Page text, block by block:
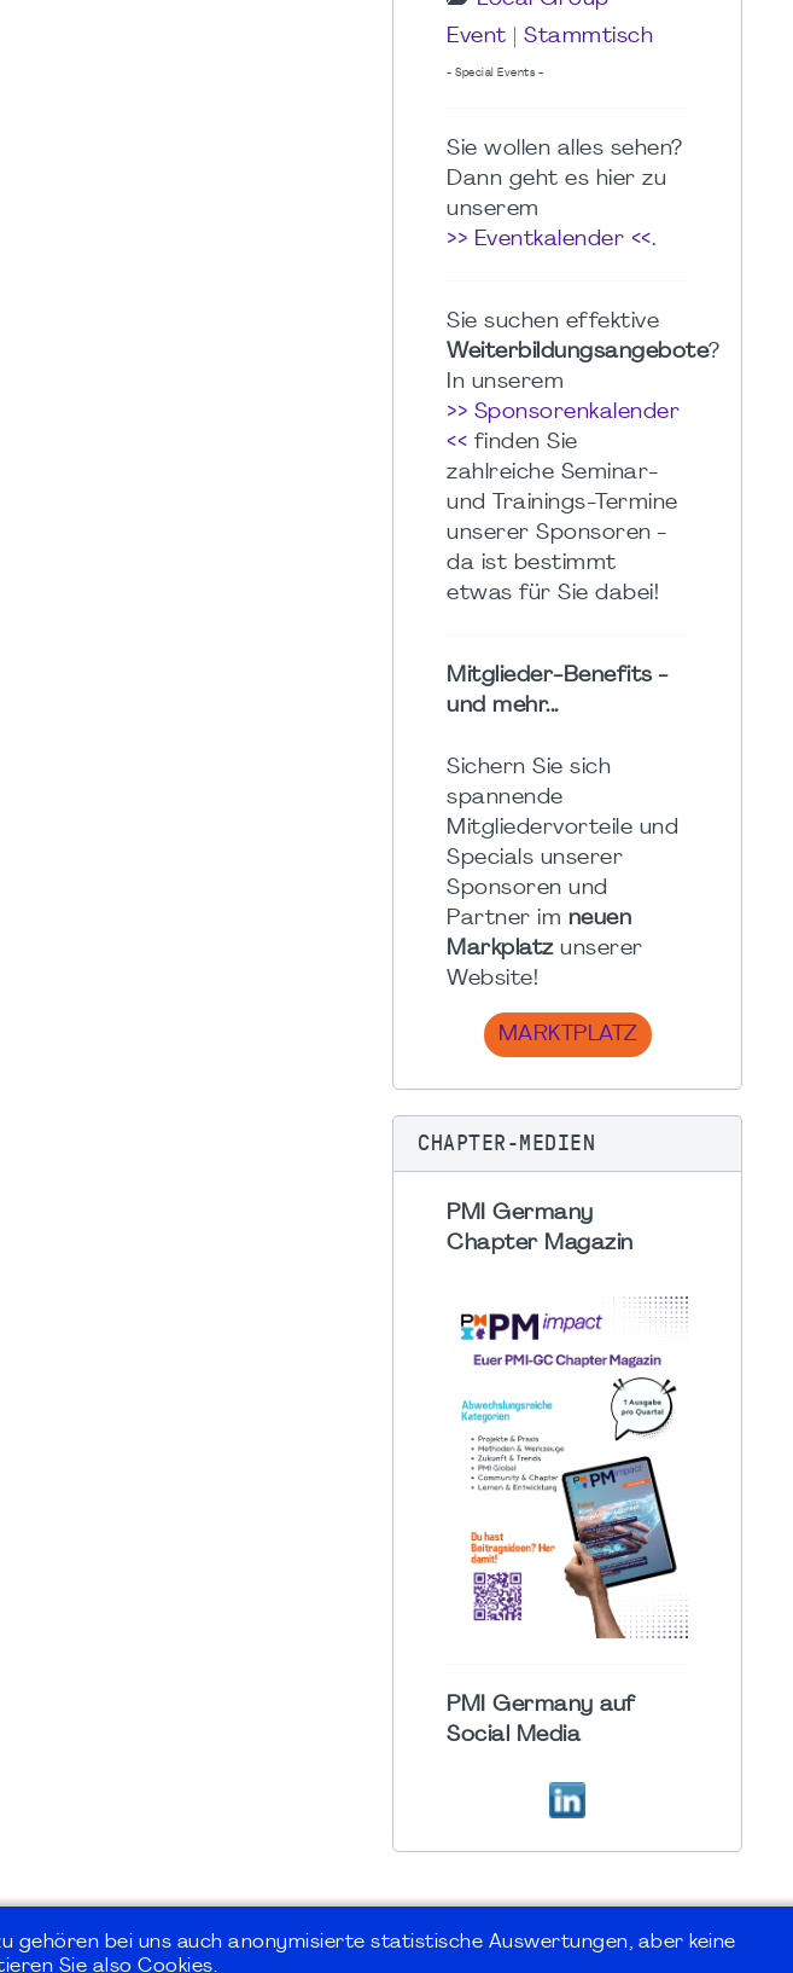
Event
Stammtisch
- Special Events -
Sie wollen alles sehen?
Dann geht es hier zu
unserem
>> Eventkalender <<.
Sie suchen effektive
Weiterbildungsangebote?
In unserem
>> Sponsorenkalender
<< finden Sie
zahlreiche Seminar-
und Trainings-Termine
unserer Sponsoren -
da ist bestimmt
etwas für Sie dabei!
Mitglieder-Benefits -
und mehr...
Sichern Sie sich
spannende
Mitgliedervorteile und
Specials unserer
Sponsoren und
Partner im neuen
Markplatzunserer
Website!
MARKTPLATZ
CHAPTER-MEDIEN
PMI Germany
Chapter Magazin
PMI Germany auf
Social Media
gehören bei uns auch anonymisierte statistische Auswertungen, aber keine
Sie also Cookies.